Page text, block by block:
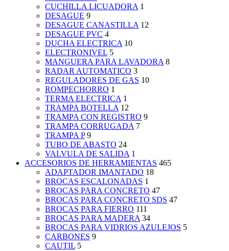
CUCHILLA LICUADORA 1
DESAGUE 9
DESAGUE CANASTILLA 12
DESAGUE PVC 4
DUCHA ELECTRICA 10
ELECTRONIVEL 5
MANGUERA PARA LAVADORA 8
RADAR AUTOMATICO 3
REGULADORES DE GAS 10
ROMPECHORRO 1
TERMA ELECTRICA 1
TRAMPA BOTELLA 12
TRAMPA CON REGISTRO 9
TRAMPA CORRUGADA 7
TRAMPA P 9
TUBO DE ABASTO 24
VALVULA DE SALIDA 1
ACCESORIOS DE HERRAMIENTAS 465
ADAPTADOR IMANTADO 18
BROCAS ESCALONADAS 1
BROCAS PARA CONCRETO 47
BROCAS PARA CONCRETO SDS 47
BROCAS PARA FIERRO 111
BROCAS PARA MADERA 34
BROCAS PARA VIDRIOS AZULEJOS 5
CARBONES 9
CAUTIL 5